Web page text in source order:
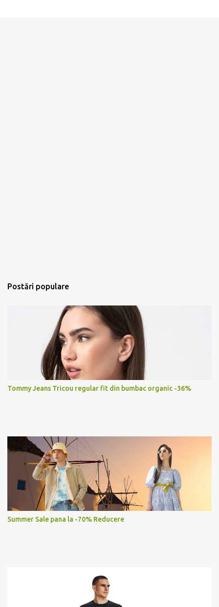
Postări populare
Tommy Jeans Tricou regular fit din bumbac organic -36%
Summer Sale pana la -70% Reducere